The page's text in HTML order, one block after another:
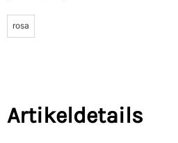
rosa
Artikeldetails